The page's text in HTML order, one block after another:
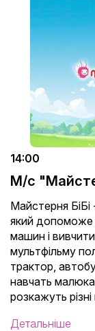
14:00
М/с
Майстерня БіБі
який допоможе
машин і
мультфільму
трактор,
навчать малюка
розкажуть
Детальніше